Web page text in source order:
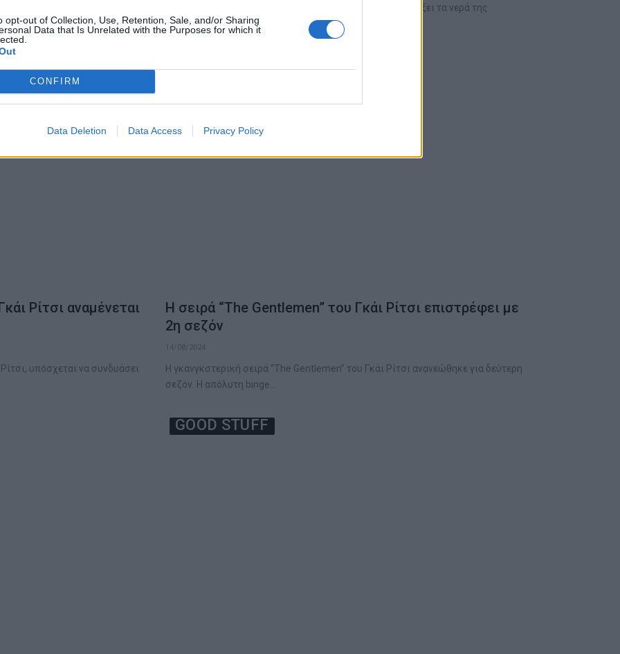
opt-out of Collection, Use, Retention, Sale, and/or Sharing
Data that Is Unrelated with the Purposes for which it
CONFIRM
Data Deletion Data Access Privacy Policy
Η νέα σειρά του Γκάι Ρίτσι, “Mobland”, αναμένεται να ταράξει τα νερά της
τηλεόρασης με…
Ρίτσι αναμένεται
υπόσχεται να συνδυάσει
Η σειρά “The Gentlemen” του Γκάι Ρίτσι επιστρέφει με
2η σεζόν
14/08/2024
Η γκανγκστερική σειρά “The Gentlemen” του Γκάι Ρίτσι ανανεώθηκε για δεύτερη
σεζόν. Η απόλυτη binge…
GOOD STUFF